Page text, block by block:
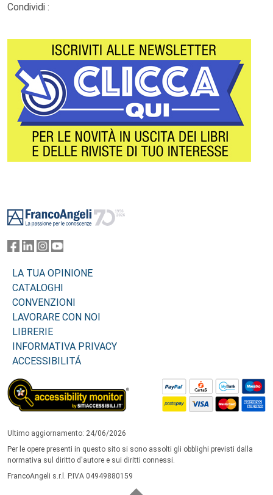
Condividi :
LA TUA OPINIONE
CATALOGHI
CONVENZIONI
LAVORARE CON NOI
LIBRERIE
INFORMATIVA PRIVACY
ACCESSIBILITÁ
Ultimo aggiornamento: 24/06/2026
Per le opere presenti in questo sito si sono assolti gli obblighi previsti dalla
normativa sul diritto d'autore e sui diritti connessi.
FrancoAngeli s.r.l. P.IVA 04949880159